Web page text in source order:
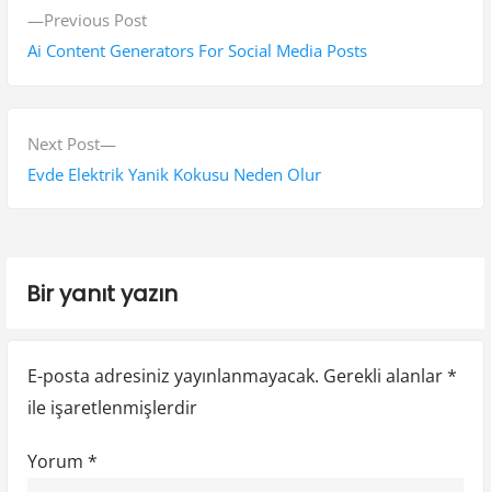
m
Previous PostP
r
o
o
:
Ai Content Generators For Social Media Posts
Next Post
N
e
o
:
Evde Elektrik Yanik Kokusu Neden Olur
Bir yanıt yazın
E-posta adresiniz yayınlanmayacak. Gerekli alanlar*
ile işaretlenmişlerdir
Yorum *